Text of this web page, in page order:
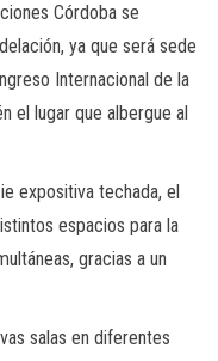
Córdoba se
ya que será sede
Internacional de la
el lugar que albergue al
expositiva techada, el
espacios para la
gracias a un
salas en diferentes